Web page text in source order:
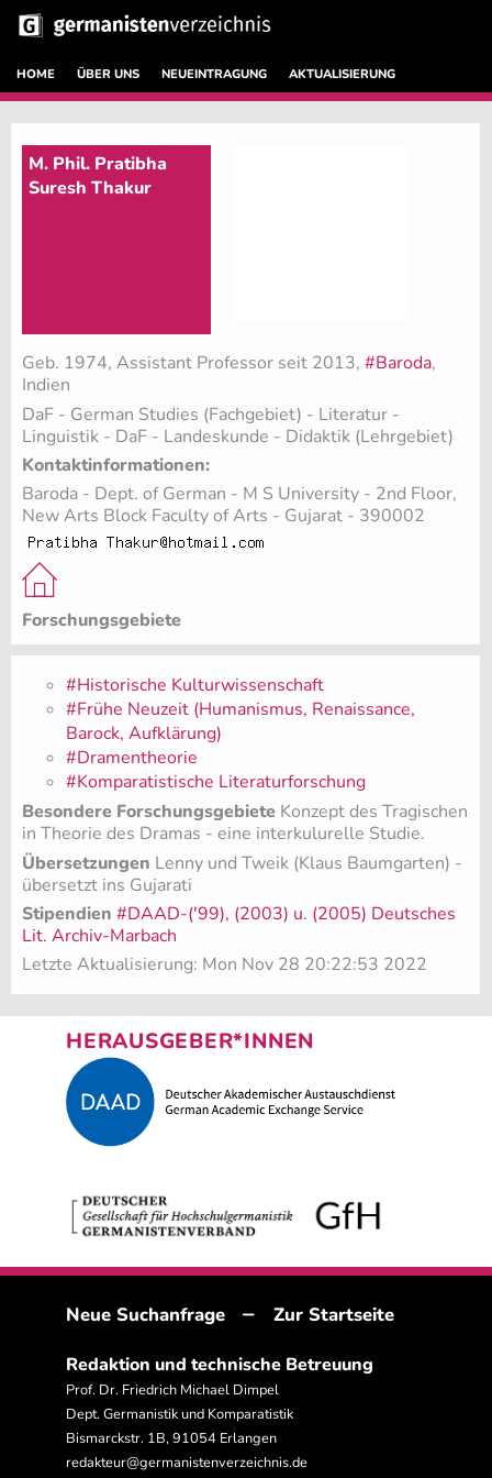
HOME ÜBER UNS NEUEINTRAGUNG AKTUALISIERUNG
M. Phil. Pratibha
Suresh Thakur
Geb. 1974, Assistant Professor seit 2013, #Baroda,
Indien
DaF - German Studies (Fachgebiet) - Literatur -
Linguistik - DaF - Landeskunde - Didaktik (Lehrgebiet)
Kontaktinformationen:
Baroda - Dept. of German - M S University - 2nd Floor,
New Arts Block Faculty of Arts - Gujarat - 390002
Forschungsgebiete
#Historische Kulturwissenschaft
#Frühe Neuzeit (Humanismus, Renaissance,
Barock, Aufklärung)
#Dramentheorie
#Komparatistische Literaturforschung
Besondere Forschungsgebiete Konzept des Tragischen
in Theorie des Dramas - eine interkulurelle Studie.
Übersetzungen Lenny und Tweik (Klaus Baumgarten) -
übersetzt ins Gujarati
Stipendien #DAAD-('99), (2003) u. (2005) Deutsches
Lit. Archiv-Marbach
Letzte Aktualisierung: Mon Nov 28 20:22:53 2022
HERAUSGEBER*INNEN
Neue Suchanfrage – Zur Startseite
Redaktion und technische Betreuung
Prof. Dr. Friedrich Michael Dimpel
Dept. Germanistik und Komparatistik
Bismarckstr. 1B, 91054 Erlangen
redakteur@germanistenverzeichnis.de